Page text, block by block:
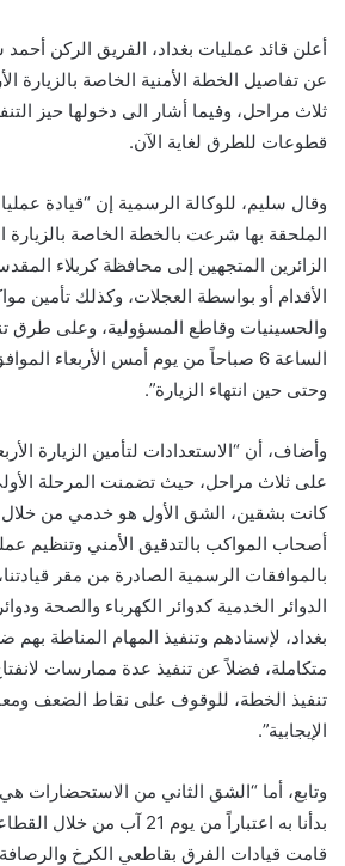
أعلن قائد عمليات بغداد، الفريق الركن
عن تفاصيل الخطة الأمنية الخاصة بالزيارة
ثلاث مراحل، وفيما أشار الى دخولها حيز
قطوعات للطرق لغاية الآن.
وقال سليم، للوكالة الرسمية إن “قيادة
الملحقة بها شرعت بالخطة الخاصة بالزيارة
الزائرين المتجهين إلى محافظة كربلاء
الأقدام أو بواسطة العجلات، وكذلك تأمين
والحسينيات وقاطع المسؤولية، وعلى طرق
وحتى حين انتهاء الزيارة”.
وأضاف، أن “الاستعدادات لتأمين الزيارة
على ثلاث مراحل، حيث تضمنت المرحلة
كانت بشقين، الشق الأول هو خدمي من خلال
أصحاب المواكب بالتدقيق الأمني وتنظيم
بالموافقات الرسمية الصادرة من مقر
الدوائر الخدمية كدوائر الكهرباء والصحة
بغداد، لإسنادهم وتنفيذ المهام المناطة
متكاملة، فضلاً عن تنفيذ عدة ممارسات
تنفيذ الخطة، للوقوف على نقاط الضعف
الإيجابية”.
وتابع، أما “الشق الثاني من الاستحضارات
بدأنا به اعتباراً من يوم 21
قامت قيادات الفرق بقاطعي الكرخ والرصافة